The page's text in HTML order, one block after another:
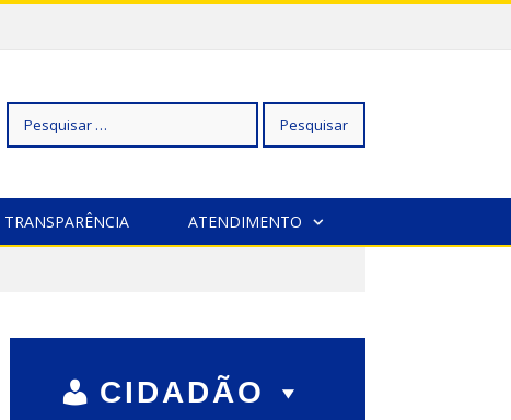
Pesquisar
TRANSPARÊNCIA ATENDIMENTO
CIDADÃO